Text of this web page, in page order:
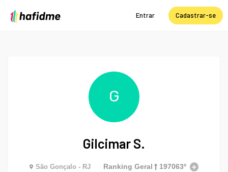
Entrar Cadastrar-se
G
Gilcimar S.
São Gonçalo - RJ Ranking Geral 197063º